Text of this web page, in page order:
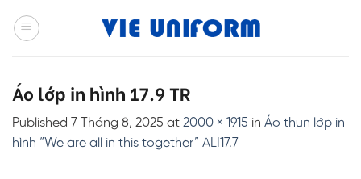
Áo lớp in hình 17.9 TR
Published 7 Tháng 8, 2025 at 2000 × 1915 in Áo thun lớp in
hình “We are all in this together” ALI17.7